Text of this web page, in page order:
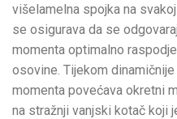
višelamelna spojka na
se osigurava da se
momenta optimalno
osovine. Tijekom
momenta povećava okretni
na stražnji vanjski kotač koji